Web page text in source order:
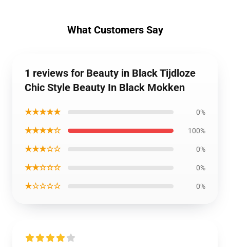
What Customers Say
1 reviews for Beauty in Black Tijdloze
Chic Style Beauty In Black Mokken
★★★★★ 0%
★★★★☆ 100%
★★★☆☆ 0%
★★☆☆☆ 0%
★☆☆☆☆ 0%